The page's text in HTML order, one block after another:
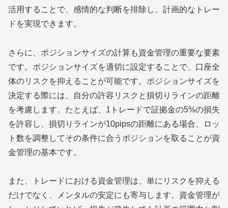
活用することで、感情的な判断を排除し、計画的なトレー
ドを実現できます。
さらに、ポジションサイズの計算も資金管理の重要な要素
です。ポジションサイズを適切に設定することで、口座全
体のリスクを抑えることが可能です。ポジションサイズを
決定する際には、自分の許容リスクと損切りラインの距離
を考慮します。たとえば、1トレードで証拠金の5%の損失
を許容し、損切りラインが10pipsの距離にある場合、ロッ
ト数を調整してその条件に合うポジションを取ることが資
金管理の基本です。
また、トレードにおける資金管理は、単にリスクを抑える
だけでなく、メンタルの安定にも寄与します。資金管理が